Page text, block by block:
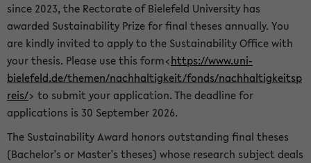
since 2023, the Rectorate of Bielefeld University has
awarded Sustainability Prize for final theses annually. You
are kindly invited to apply to the Sustainability Office with
your thesis. Please use this form<https://www.uni-
bielefeld.de/themen/nachhaltigkeit/fonds/nachhaltigkeitsp
reis/> to submit your application. The deadline for
applications is 30 September 2026.
The Sustainability Award honors outstanding final theses
(Bachelor's or Master's theses) whose research subject deals